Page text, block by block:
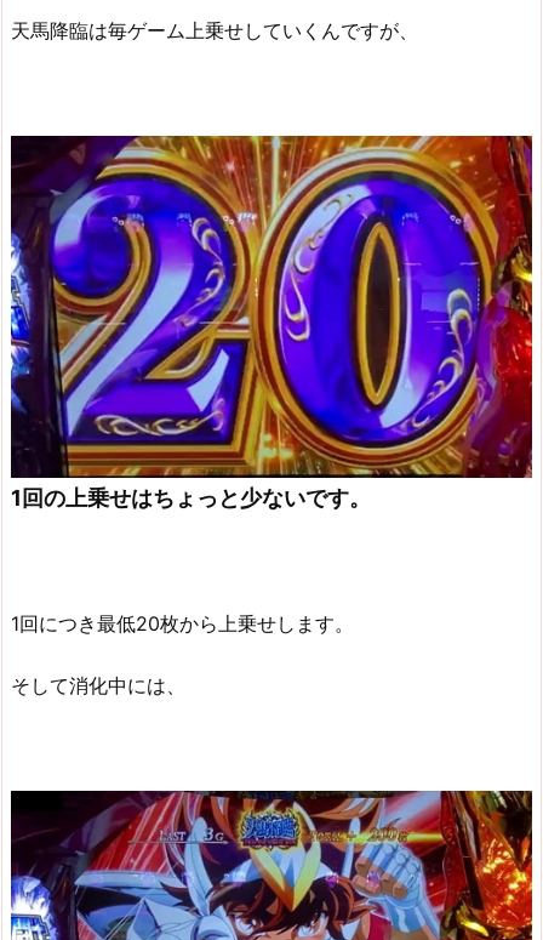
天馬降臨は毎ゲーム上乗せしていくんですが、
1回の上乗せはちょっと少ないです。
1回につき最低20枚から上乗せします。
そして消化中には、